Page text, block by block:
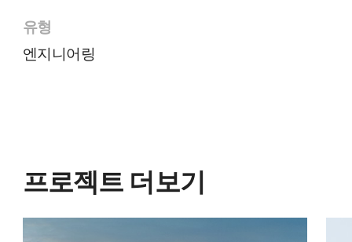
유형
엔지니어링
프로젝트 더보기